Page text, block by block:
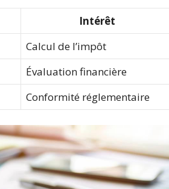
Intérêt
Calcul de l’impôt
Évaluation financière
Conformité réglementaire